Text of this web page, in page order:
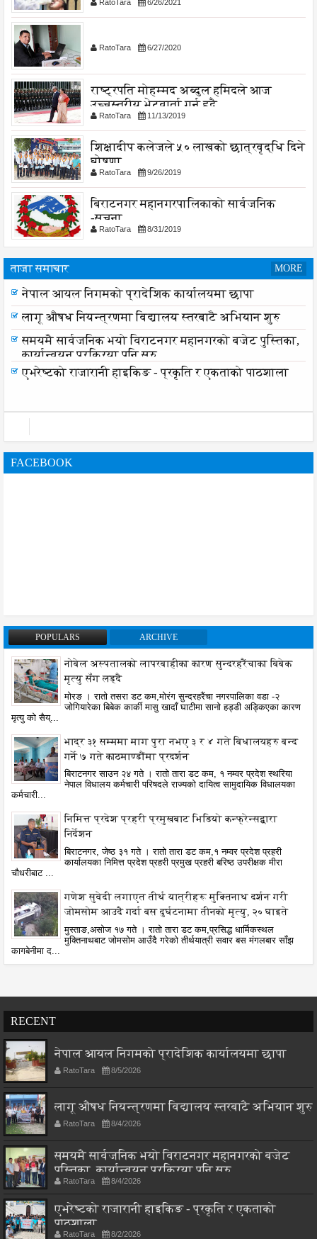
RatoTara 6/26/2021
RatoTara 6/27/2020
राष्ट्रपति मोहम्मद अब्दुल हमिदले आज
उच्चस्तरीय भेटवार्ता गर्नु हुदै,
RatoTara 11/13/2019
शिक्षादीप कलेजले ५० लाखको छात्रवृद्धि दिने
घोषणा
RatoTara 9/26/2019
बिराटनगर महानगरपालिकाको सार्वजनिक
-सुचना
RatoTara 8/31/2019
ताजा समाचार MORE
नेपाल आयल निगमको प्रादेशिक कार्यालयमा छापा
लागू औषध नियन्त्रणमा विद्यालय स्तरबाटै अभियान शुरु
समयमै सार्वजनिक भयो विराटनगर महानगरको बजेट पुस्तिका,
कार्यान्वयन प्रक्रिया पनि सुरु
एभरेष्टको राजारानी हाइकिङ - प्रकृति र एकताको पाठशाला
FACEBOOK
POPULARS ARCHIVE
नोबेल अस्पतालको लापरबाहीका कारण सुन्दरहरैंचाका बिबेक
मृत्यु सँग लड्दै
मोरङ । रातो तसरा डट कम,मोरंग सुन्दरहरैंचा नगरपालिका वडा -२
जोगियारेका बिबेक कार्की मासु खादाँ घाटीमा सानो हड्डी अड्किएका कारण
मृत्यु को सैय्...
भाद्र ३१ सम्ममा माग पुरा नभए ३ र ४ गते बिधालयहरु बन्द
गर्ने ७ गते काठमाण्डौंमा प्रदर्शन
बिराटनगर साउन २४ गते । रातो तारा डट कम, १ नम्वर प्रदेश स्थरिया
नेपाल विधालय कर्मचारी परिषदले राज्यको दायित्व सामुदायिक विधालयका
कर्मचारी...
निमित्त प्रदेश प्रहरी प्रमुखबाट भिडियो कन्फ्रेन्सद्वारा
निर्देशन
बिराटनगर, जेष्ठ ३१ गते । रातो तारा डट कम,१ नम्वर प्रदेश प्रहरी
कार्यालयका निमित्त प्रदेश प्रहरी प्रमुख प्रहरी बरिष्ठ उपरीक्षक मीरा
चौधरीबाट ...
गणेश सुवेदी लगाएत तीर्थ यात्रीहरू मुक्तिनाथ दर्शन गरी
जोमसोम आउदै गर्दा बस दुर्घटनामा तीनको मृत्यु, २० घाइते
मुस्ताङ,असोज १७ गते । रातो तारा डट कम,प्रसिद्ध धार्मिकस्थल
मुक्तिनाथबाट जोमसोम आउँदै गरेको तीर्थयात्री सवार बस मंगलबार साँझ
कागबेनीमा द...
RECENT
नेपाल आयल निगमको प्रादेशिक कार्यालयमा छापा
RatoTara 8/5/2026
लागू औषध नियन्त्रणमा विद्यालय स्तरबाटै अभियान शुरु
RatoTara 8/4/2026
समयमै सार्वजनिक भयो विराटनगर महानगरको बजेट
पुस्तिका, कार्यान्वयन प्रक्रिया पनि सुरु
RatoTara 8/4/2026
एभरेष्टको राजारानी हाइकिङ - प्रकृति र एकताको
पाठशाला
RatoTara 8/2/2026